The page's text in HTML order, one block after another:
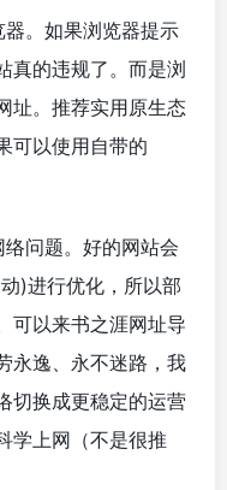
。如果浏览器提示
真的违规了。而是浏
址。推荐实用原生态
可以使用自带的
问题。好的网站会
)进行优化，所以部
可以来书之涯网址导
永逸、永不迷路，我
切换成更稳定的运营
学上网（不是很推